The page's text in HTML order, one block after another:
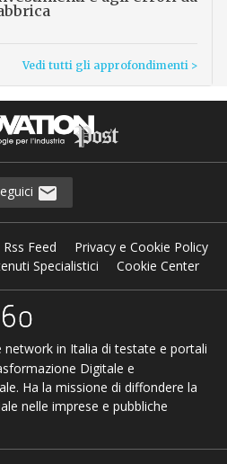
Vedi tutti gli approfondimenti >
Rss Feed
Privacy e Cookie Policy
Specialistici
Cookie Center
network in Italia di testate e portali
Digitale e
Ha la missione di diffondere la
nelle imprese e pubbliche